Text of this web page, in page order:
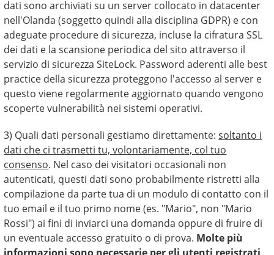
dati sono archiviati su un server collocato in datacenter
nell'Olanda (soggetto quindi alla disciplina GDPR) e con
adeguate procedure di sicurezza, incluse la cifratura SSL
dei dati e la scansione periodica del sito attraverso il
servizio di sicurezza SiteLock. Password aderenti alle best
practice della sicurezza proteggono l'accesso al server e
questo viene regolarmente aggiornato quando vengono
scoperte vulnerabilità nei sistemi operativi.
3) Quali dati personali gestiamo direttamente:soltanto i
dati che ci trasmetti tu, volontariamente, col tuo
consenso. Nel caso dei visitatori occasionali non
autenticati, questi dati sono probabilmente ristretti alla
compilazione da parte tua di un modulo di contatto con il
tuo email e il tuo primo nome (es. "Mario", non "Mario
Rossi") ai fini di inviarci una domanda oppure di fruire di
un eventuale accesso gratuito o di prova. Molte più